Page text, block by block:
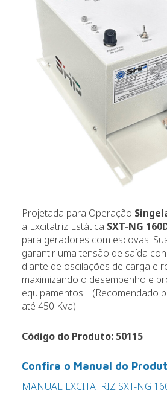
Projetada para Operação
a Excitatriz Estática SXT-NG
para geradores com escovas.
garantir uma tensão de saída
diante de oscilações de carga e
maximizando o desempenho e
equipamentos. (Recomendado
até 450 Kva).
Código do Produto: 50115
Confira o Manual do
MANUAL EXCITATRIZ SXT-NG